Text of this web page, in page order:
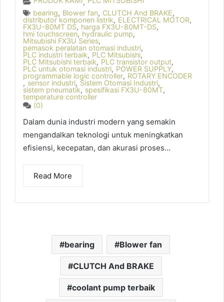
bearing, Blower fan, CLUTCH And BRAKE,
distributor komponen listrik, ELECTRICAL MOTOR,
FX3U-80MT DS, harga FX3U-80MT-DS,
hmi touchscreen, hydraulic pump,
Mitsubishi FX3U Series,
pemasok peralatan otomasi industri,
PLC industri terbaik, PLC Mitsubishi,
PLC Mitsubishi terbaik, PLC transistor output,
PLC untuk otomasi industri, POWER SUPPLY,
programmable logic controller, ROTARY ENCODER
, sensor industri, Sistem Otomasi Industri,
sistem pneumatik, spesifikasi FX3U-80MT,
temperature controller
(0)
Dalam dunia industri modern yang semakin
mengandalkan teknologi untuk meningkatkan
efisiensi, kecepatan, dan akurasi proses...
Read More
bearing Blower fan
CLUTCH And BRAKE
coolant pump terbaik